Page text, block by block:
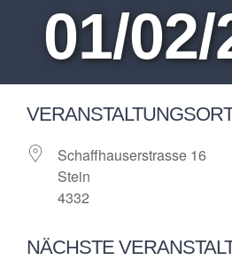
01/
Schaffhauserstrasse 16
Stein
4332
NÄCHSTE